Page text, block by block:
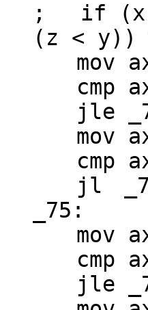
; if (x >
(z < y))
mov
cmp
jle
mov
cmp
jl
_75:
mov
cmp
jle